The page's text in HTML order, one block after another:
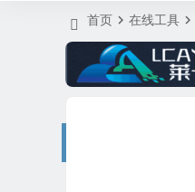
首页 在线工具